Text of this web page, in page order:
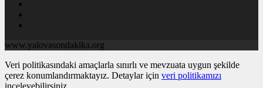
www.yalovasondakika.org
Veri politikasındaki amaçlarla sınırlı ve mevzuata uygun şekilde
çerez konumlandırmaktayız. Detaylar için veri politikamızı
inceleyebilirsiniz.